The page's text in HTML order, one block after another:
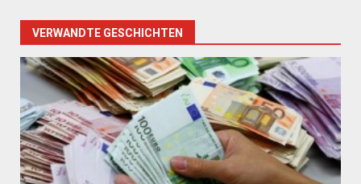
VERWANDTE GESCHICHTEN